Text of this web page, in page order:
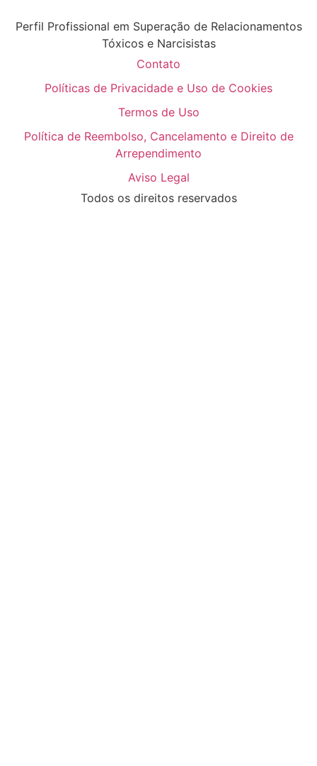
Perfil Profissional em Superação de Relacionamentos
Tóxicos e Narcisistas
Contato
Políticas de Privacidade e Uso de Cookies
Termos de Uso
Política de Reembolso, Cancelamento e Direito de
Arrependimento
Aviso Legal
Todos os direitos reservados